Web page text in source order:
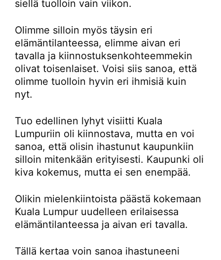
siellä tuolloin vain viikon.
Olimme silloin myös täysin eri
elämäntilanteessa, elimme aivan eri
tavalla ja kiinnostuksenkohteemmekin
olivat toisenlaiset. Voisi siis sanoa, että
olimme tuolloin hyvin eri ihmisiä kuin
nyt.
Tuo edellinen lyhyt visiitti Kuala
Lumpuriin oli kiinnostava, mutta en voi
sanoa, että olisin ihastunut kaupunkiin
silloin mitenkään erityisesti. Kaupunki oli
kiva kokemus, mutta ei sen enempää.
Olikin mielenkiintoista päästä kokemaan
Kuala Lumpur uudelleen erilaisessa
elämäntilanteessa ja aivan eri tavalla.
Tällä kertaa voin sanoa ihastuneeni